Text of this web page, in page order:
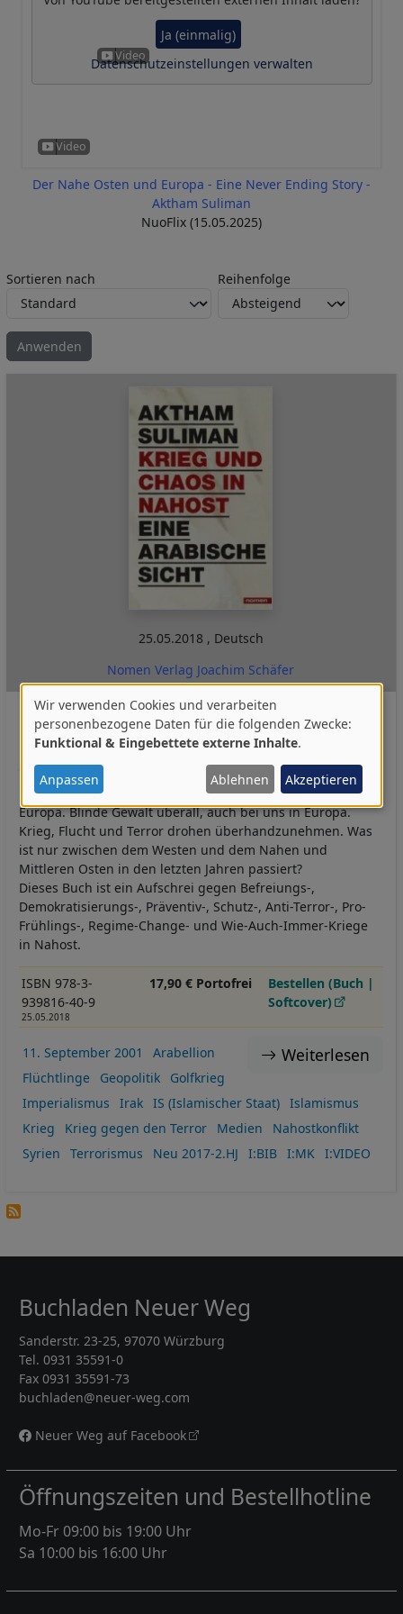
Ja (einmalig)
Datenschutzeinstellungen verwalten
Der Nahe Osten und Europa - Eine Never Ending Story -
Aktham Suliman
NuoFlix (15.05.2025)
Sortieren nach Reihenfolge
25.05.2018 , Deutsch
Nomen Verlag Joachim Schäfer
Krieg und Chaos in Nahost
Eine arabische Sicht
Millionen Menschen auf der Flucht, auch zu uns nach
Europa. Blinde Gewalt überall, auch bei uns in Europa.
Krieg, Flucht und Terror drohen überhandzunehmen. Was
ist nur zwischen dem Westen und dem Nahen und
Mittleren Osten in den letzten Jahren passiert?
Dieses Buch ist ein Aufschrei gegen Befreiungs-,
Demokratisierungs-, Präventiv-, Schutz-, Anti-Terror-, Pro-
Frühlings-, Regime-Change- und Wie-Auch-Immer-Kriege
in Nahost.
ISBN 978-3-
939816-40-9
25.05.2018
17,90 € Portofrei
Bestellen (Buch |
Softcover)
Weiterlesen
11. September 2001
Arabellion
Flüchtlinge
Geopolitik
Golfkrieg
Imperialismus
Irak IS (Islamischer Staat)
Islamismus
Krieg
Krieg gegen den Terror Medien
Nahostkonflikt
Syrien
Terrorismus Neu 2017-2.HJ I:BIB I:MK I:VIDEO
Buchladen Neuer Weg
Sanderstr. 23-25, 97070 Würzburg
Tel. 0931 35591-0
Fax 0931 35591-73
buchladen@neuer-weg.com
Neuer Weg auf Facebook
Öffnungszeiten und Bestellhotline
Mo-Fr 09:00 bis 19:00 Uhr
Sa 10:00 bis 16:00 Uhr
Verwendung
von
personenbezogenen
Daten
und
Cookies
Wir verwenden Cookies und verarbeiten
personenbezogene Daten für die folgenden Zwecke:
Funktional & Eingebettete externe Inhalte.
Anpassen Ablehnen Akzeptieren